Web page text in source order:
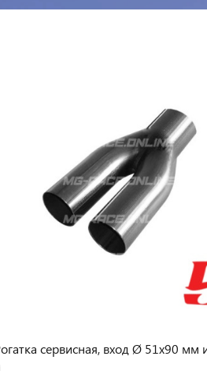
сервисная, вход Ø 51х90 мм